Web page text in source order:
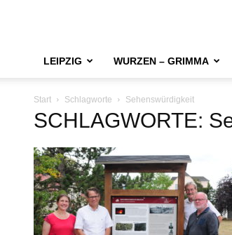
LEIPZIG WURZEN – GRIMMA
Start Schlagworte Sehenswürdigkeit
SCHLAGWORTE: